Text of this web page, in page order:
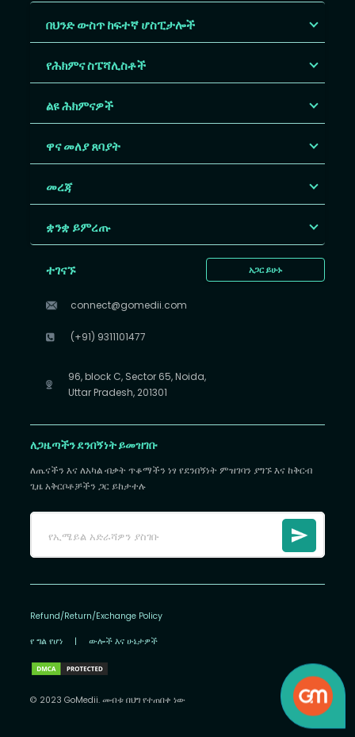
በህንድ ውስጥ ከፍተኛ ሆስፒታሎች
የሕክምና ስፔሻሊስቶች
ልዩ ሕክምናዎች
ዋና መለያ ጸባያት
መረጃ
ቋንቋ ይምረጡ
አጋር ይሁኑ
ተገናኙ
connect@gomedii.com
(+91) 9311101477
96, block C, Sector 65, Noida,
Uttar Pradesh, 201301
ለጋዜጣችን ደንበኝነት ይመዝገቡ
ለጤናችን እና ለአካል ብቃት ጥቆማችን ነፃ የደንበኝነት ምዝገባን ያግኙ እና ከቅርብ
ጊዜ አቅርቦቶቻችን ጋር ይከታተሉ
Refund/Return/Exchange Policy
የ ግል የሆነ | ውሎች እና ሁኔታዎች
© 2023 GoMedii. መብቱ በህግ የተጠበቀ ነው